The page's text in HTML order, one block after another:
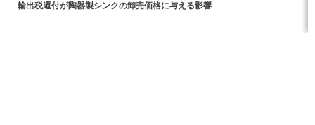
輸出税還付が陶器製シンクの卸売価格に与える影響